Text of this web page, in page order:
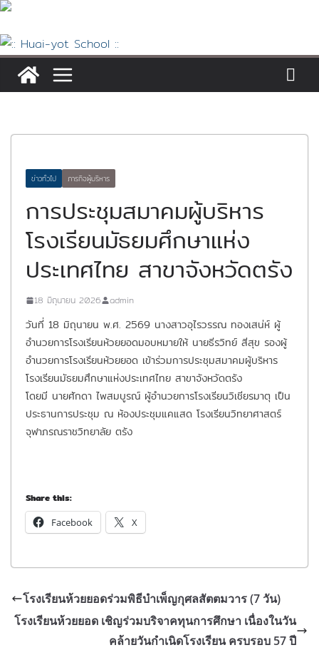
Skip
content
ข่าวทั่วไป ภารกิจผู้บริหาร
การประชุมสมาคมผู้บริหาร
โรงเรียนมัธยมศึกษาแห่ง
ประเทศไทย สาขาจังหวัดตรัง
18 มิถุนายน 2026 admin
วันที่ 18 มิถุนายน พ.ศ. 2569 นางสาวอุไรวรรณ ทองเสน่ห์ ผู้
อำนวยการโรงเรียนห้วยยอดมอบหมายให้ นายธีรวิทย์ สีสุข รองผู้
อำนวยการโรงเรียนห้วยยอด เข้าร่วมการประชุมสมาคมผู้บริหาร
โรงเรียนมัธยมศึกษาแห่งประเทศไทย สาขาจังหวัดตรัง
โดยมี นายศักดา ไพสมบูรณ์ ผู้อำนวยการโรงเรียนวิเชียรมาตุ เป็น
ประธานการประชุม ณ ห้องประชุมแคแสด โรงเรียนวิทยาศาสตร์
จุฬาภรณราชวิทยาลัย ตรัง
Share this:
Facebook X
โรงเรียนห้วยยอดร่วมพิธีบำเพ็ญกุศลสัตตมวาร (7 วัน)
โรงเรียนห้วยยอด เชิญร่วมบริจาคทุนการศึกษา เนื่องในวัน
คล้ายวันกำเนิดโรงเรียน ครบรอบ 57 ปี